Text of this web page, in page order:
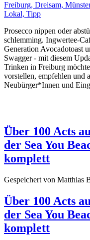
Prosecco nippen oder
schlemming. Ingwertee-
Generation Avocadotoast
Swagger - mit diesem
Trinken in Freiburg
vorstellen, empfehlen und
Neubürger*Innen und
Über 100 Acts
der Sea You
komplett
Gespeichert von Matthias
Über 100 Acts
der Sea You
komplett